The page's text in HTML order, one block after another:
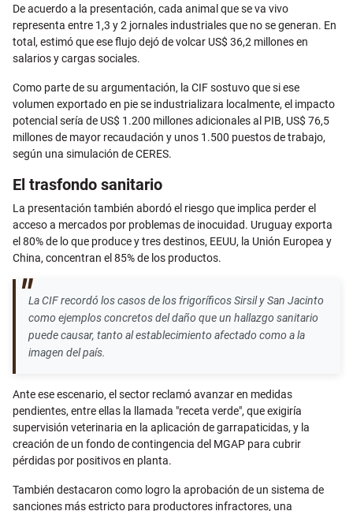
De acuerdo a la presentación, cada animal que se va vivo
representa entre 1,3 y 2 jornales industriales que no se generan. En
total, estimó que ese flujo dejó de volcar US$ 36,2 millones en
salarios y cargas sociales.
Como parte de su argumentación, la CIF sostuvo que si ese
volumen exportado en pie se industrializara localmente, el impacto
potencial sería de US$ 1.200 millones adicionales al PIB, US$ 76,5
millones de mayor recaudación y unos 1.500 puestos de trabajo,
según una simulación de CERES.
El trasfondo sanitario
La presentación también abordó el riesgo que implica perder el
acceso a mercados por problemas de inocuidad. Uruguay exporta
el 80% de lo que produce y tres destinos, EEUU, la Unión Europea y
China, concentran el 85% de los productos.
La CIF recordó los casos de los frigoríficos Sirsil y San Jacinto
como ejemplos concretos del daño que un hallazgo sanitario
puede causar, tanto al establecimiento afectado como a la
imagen del país.
Ante ese escenario, el sector reclamó avanzar en medidas
pendientes, entre ellas la llamada "receta verde", que exigiría
supervisión veterinaria en la aplicación de garrapaticidas, y la
creación de un fondo de contingencia del MGAP para cubrir
pérdidas por positivos en planta.
También destacaron como logro la aprobación de un sistema de
sanciones más estricto para productores infractores, una